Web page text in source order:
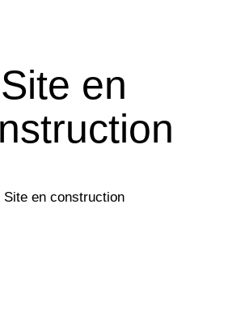
Site en
Site en construction